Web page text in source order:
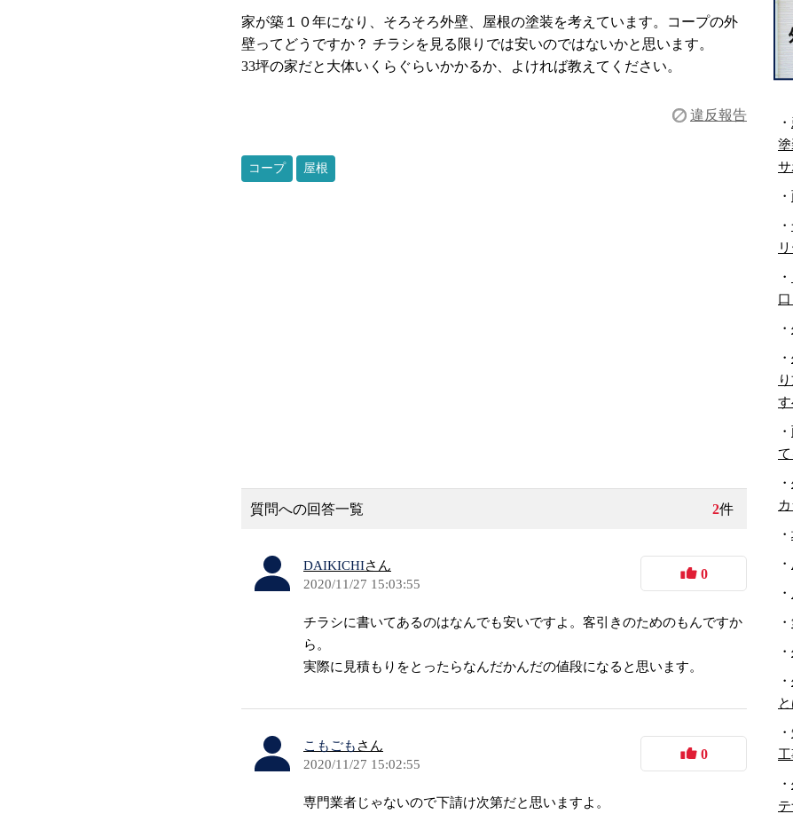
家が築１０年になり、そろそろ外壁、屋根の塗装を考えています。コープの外
壁ってどうですか？ チラシを見る限りでは安いのではないかと思います。
33坪の家だと大体いくらぐらいかかるか、よければ教えてください。
違反報告
コープ 屋根
質問への回答一覧 2件
DAIKICHIさん
2020/11/27 15:03:55
0
チラシに書いてあるのはなんでも安いですよ。客引きのためのもんですか
ら。
実際に見積もりをとったらなんだかんだの値段になると思います。
こもごも さん
2020/11/27 15:02:55
0
専門業者じゃないので下請け次第だと思いますよ。
・
・
・
・
・
・
す
・
・
・
・
・
・
・
・
・
・